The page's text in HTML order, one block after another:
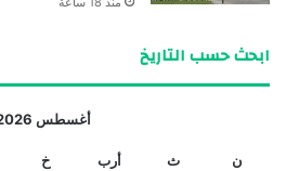
ابحث حسب التاريخ
أغسطس 2026
ن ث أرب خ